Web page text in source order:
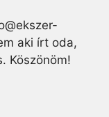
aki írt oda,
Köszönöm!